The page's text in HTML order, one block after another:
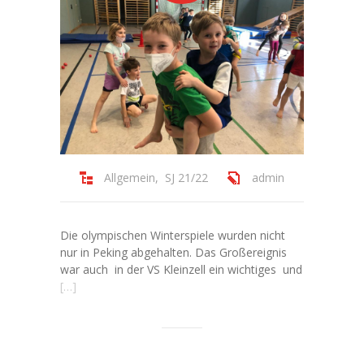
---- Schulartikel I Schulhefte
---- Stundenpläne
-- Hausordnung
Aktuelles I Formulare
Termine
Wichtiges A - Z
Allgemein, SJ 21/22 admin
Die olympischen Winterspiele wurden nicht
nur in Peking abgehalten. Das Großereignis
war auch in der VS Kleinzell ein wichtiges und
[…]